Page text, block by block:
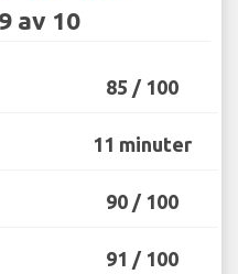
av 10
85 / 100
11 minuter
90 / 100
91 / 100